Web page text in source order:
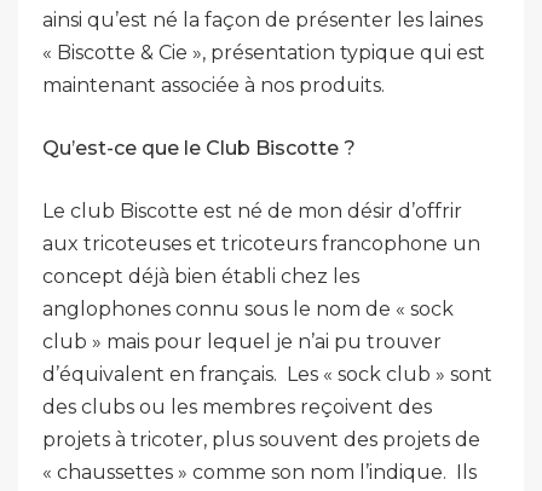
ainsi qu’est né la façon de présenter les laines
« Biscotte & Cie », présentation typique qui est
maintenant associée à nos produits.
Qu’est-ce que le Club Biscotte ?
Le club Biscotte est né de mon désir d’offrir
aux tricoteuses et tricoteurs francophone un
concept déjà bien établi chez les
anglophones connu sous le nom de « sock
club » mais pour lequel je n’ai pu trouver
d’équivalent en français. Les « sock club » sont
des clubs ou les membres reçoivent des
projets à tricoter, plus souvent des projets de
« chaussettes » comme son nom l’indique. Ils